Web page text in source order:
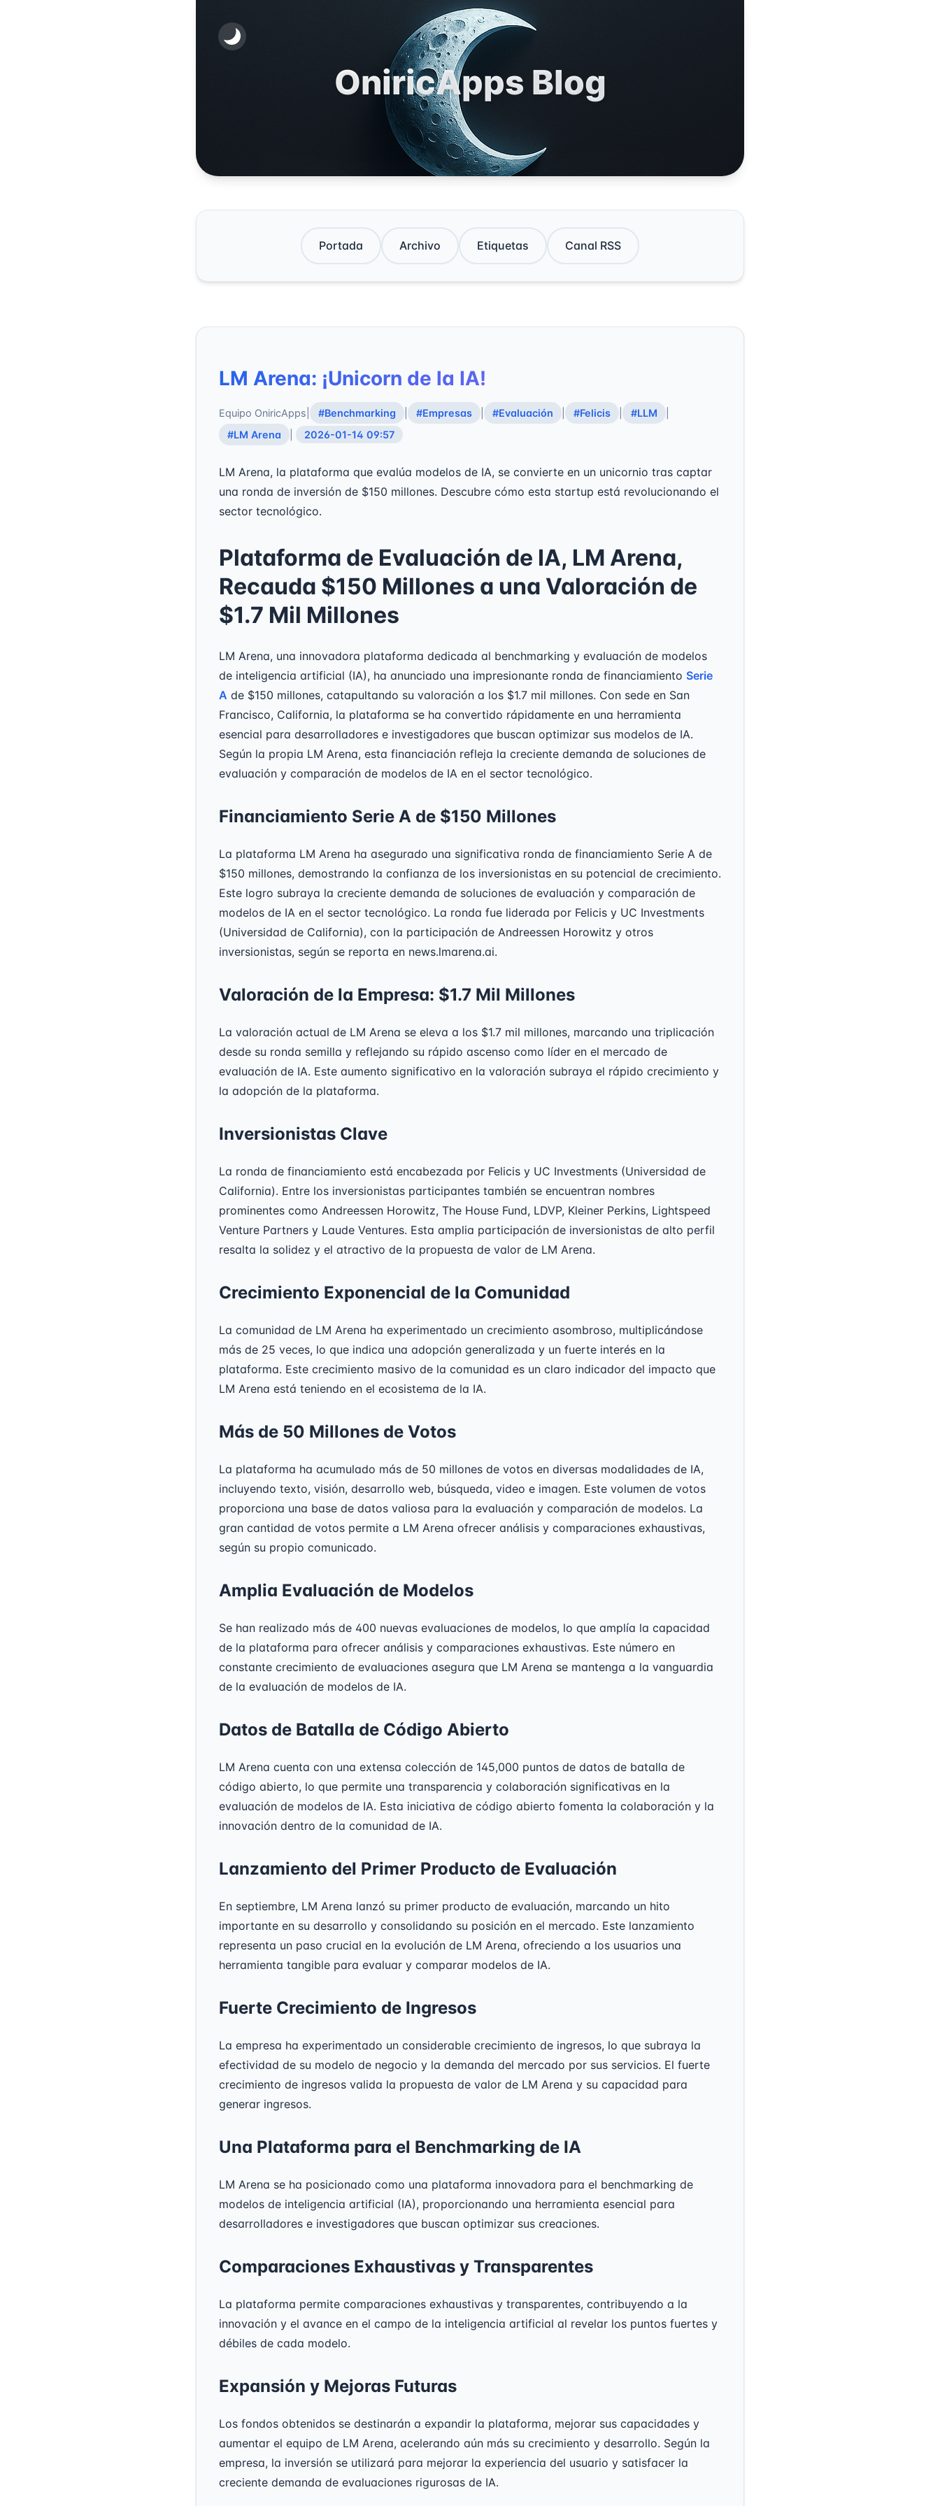
OniricApps Blog
Portada Archivo Etiquetas Canal RSS
LM Arena: ¡Unicorn de la IA!
Equipo OniricApps #Benchmarking #Empresas #Evaluación #Felicis #LLM
#LM Arena
2026-01-14 09:57
LM Arena, la plataforma que evalúa modelos de IA, se convierte en un unicornio tras captar
una ronda de inversión de $150 millones. Descubre cómo esta startup está revolucionando el
sector tecnológico.
Plataforma de Evaluación de IA, LM Arena,
Recauda $150 Millones a una Valoración de
$1.7 Mil Millones
LM Arena, una innovadora plataforma dedicada al benchmarking y evaluación de modelos
de inteligencia artificial (IA), ha anunciado una impresionante ronda de financiamiento Serie
A de $150 millones, catapultando su valoración a los $1.7 mil millones. Con sede en San
Francisco, California, la plataforma se ha convertido rápidamente en una herramienta
esencial para desarrolladores e investigadores que buscan optimizar sus modelos de IA.
Según la propia LM Arena, esta financiación refleja la creciente demanda de soluciones de
evaluación y comparación de modelos de IA en el sector tecnológico.
Financiamiento Serie A de $150 Millones
La plataforma LM Arena ha asegurado una significativa ronda de financiamiento Serie A de
$150 millones, demostrando la confianza de los inversionistas en su potencial de crecimiento.
Este logro subraya la creciente demanda de soluciones de evaluación y comparación de
modelos de IA en el sector tecnológico. La ronda fue liderada por Felicis y UC Investments
(Universidad de California), con la participación de Andreessen Horowitz y otros
inversionistas, según se reporta en news.lmarena.ai.
Valoración de la Empresa: $1.7 Mil Millones
La valoración actual de LM Arena se eleva a los $1.7 mil millones, marcando una triplicación
desde su ronda semilla y reflejando su rápido ascenso como líder en el mercado de
evaluación de IA. Este aumento significativo en la valoración subraya el rápido crecimiento y
la adopción de la plataforma.
Inversionistas Clave
La ronda de financiamiento está encabezada por Felicis y UC Investments (Universidad de
California). Entre los inversionistas participantes también se encuentran nombres
prominentes como Andreessen Horowitz, The House Fund, LDVP, Kleiner Perkins, Lightspeed
Venture Partners y Laude Ventures. Esta amplia participación de inversionistas de alto perfil
resalta la solidez y el atractivo de la propuesta de valor de LM Arena.
Crecimiento Exponencial de la Comunidad
La comunidad de LM Arena ha experimentado un crecimiento asombroso, multiplicándose
más de 25 veces, lo que indica una adopción generalizada y un fuerte interés en la
plataforma. Este crecimiento masivo de la comunidad es un claro indicador del impacto que
LM Arena está teniendo en el ecosistema de la IA.
Más de 50 Millones de Votos
La plataforma ha acumulado más de 50 millones de votos en diversas modalidades de IA,
incluyendo texto, visión, desarrollo web, búsqueda, video e imagen. Este volumen de votos
proporciona una base de datos valiosa para la evaluación y comparación de modelos. La
gran cantidad de votos permite a LM Arena ofrecer análisis y comparaciones exhaustivas,
según su propio comunicado.
Amplia Evaluación de Modelos
Se han realizado más de 400 nuevas evaluaciones de modelos, lo que amplía la capacidad
de la plataforma para ofrecer análisis y comparaciones exhaustivas. Este número en
constante crecimiento de evaluaciones asegura que LM Arena se mantenga a la vanguardia
de la evaluación de modelos de IA.
Datos de Batalla de Código Abierto
LM Arena cuenta con una extensa colección de 145,000 puntos de datos de batalla de
código abierto, lo que permite una transparencia y colaboración significativas en la
evaluación de modelos de IA. Esta iniciativa de código abierto fomenta la colaboración y la
innovación dentro de la comunidad de IA.
Lanzamiento del Primer Producto de Evaluación
En septiembre, LM Arena lanzó su primer producto de evaluación, marcando un hito
importante en su desarrollo y consolidando su posición en el mercado. Este lanzamiento
representa un paso crucial en la evolución de LM Arena, ofreciendo a los usuarios una
herramienta tangible para evaluar y comparar modelos de IA.
Fuerte Crecimiento de Ingresos
La empresa ha experimentado un considerable crecimiento de ingresos, lo que subraya la
efectividad de su modelo de negocio y la demanda del mercado por sus servicios. El fuerte
crecimiento de ingresos valida la propuesta de valor de LM Arena y su capacidad para
generar ingresos.
Una Plataforma para el Benchmarking de IA
LM Arena se ha posicionado como una plataforma innovadora para el benchmarking de
modelos de inteligencia artificial (IA), proporcionando una herramienta esencial para
desarrolladores e investigadores que buscan optimizar sus creaciones.
Comparaciones Exhaustivas y Transparentes
La plataforma permite comparaciones exhaustivas y transparentes, contribuyendo a la
innovación y el avance en el campo de la inteligencia artificial al revelar los puntos fuertes y
débiles de cada modelo.
Expansión y Mejoras Futuras
Los fondos obtenidos se destinarán a expandir la plataforma, mejorar sus capacidades y
aumentar el equipo de LM Arena, acelerando aún más su crecimiento y desarrollo. Según la
empresa, la inversión se utilizará para mejorar la experiencia del usuario y satisfacer la
creciente demanda de evaluaciones rigurosas de IA.